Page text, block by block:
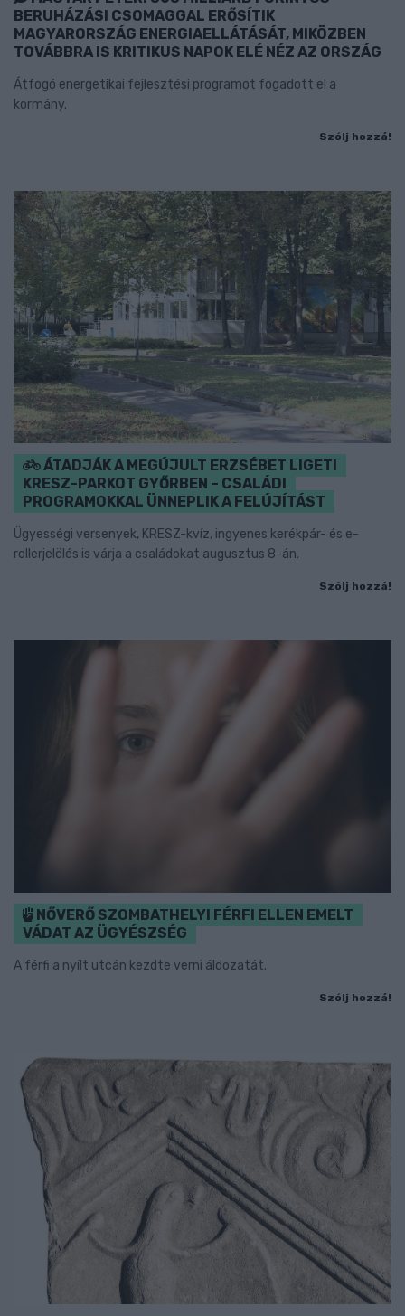
BERUHÁZÁSI CSOMAGGAL ERŐSÍTIK
MAGYARORSZÁG ENERGIAELLÁTÁSÁT, MIKÖZBEN
TOVÁBBRA IS KRITIKUS NAPOK ELÉ NÉZ AZ ORSZÁG
Átfogó energetikai fejlesztési programot fogadott el a
kormány.
Szólj hozzá!
ÁTADJÁK A MEGÚJULT ERZSÉBET LIGETI
KRESZ-PARKOT GYŐRBEN – CSALÁDI
PROGRAMOKKAL ÜNNEPLIK A FELÚJÍTÁST
Ügyességi versenyek, KRESZ-kvíz, ingyenes kerékpár- és e-
rollerjelölés is várja a családokat augusztus 8-án.
Szólj hozzá!
NŐVERŐ SZOMBATHELYI FÉRFI ELLEN EMELT
VÁDAT AZ ÜGYÉSZSÉG
A férfi a nyílt utcán kezdte verni áldozatát.
Szólj hozzá!